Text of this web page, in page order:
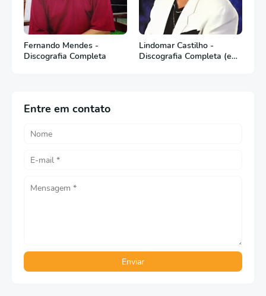
Fernando Mendes -
Discografia Completa
Lindomar Castilho -
Discografia Completa (em
Entre em contato